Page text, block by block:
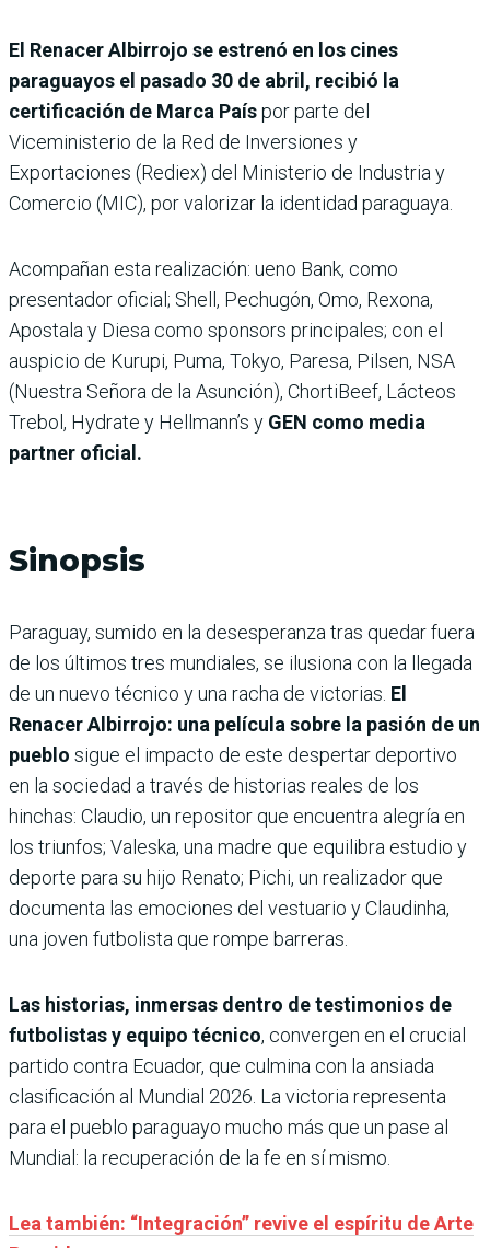
El Renacer Albirrojo se estrenó en los cines
paraguayos el pasado 30 de abril, recibió la
certificación de Marca Paíspor parte del
Viceministerio de la Red de Inversiones y
Exportaciones (Rediex) del Ministerio de Industria y
Comercio (MIC), por valorizar la identidad paraguaya.
Acompañan esta realización: ueno Bank, como
presentador oficial; Shell, Pechugón, Omo, Rexona,
Apostala y Diesa como sponsors principales; con el
auspicio de Kurupi, Puma, Tokyo, Paresa, Pilsen, NSA
(Nuestra Señora de la Asunción), ChortiBeef, Lácteos
Trebol, Hydrate y Hellmann’s y GEN como media
partner oficial.
Sinopsis
Paraguay, sumido en la desesperanza tras quedar fuera
de los últimos tres mundiales, se ilusiona con la llegada
de un nuevo técnico y una racha de victorias. El
Renacer Albirrojo: una película sobre la pasión de un
pueblo sigue el impacto de este despertar deportivo
en la sociedad a través de historias reales de los
hinchas: Claudio, un repositor que encuentra alegría en
los triunfos; Valeska, una madre que equilibra estudio y
deporte para su hijo Renato; Pichi, un realizador que
documenta las emociones del vestuario y Claudinha,
una joven futbolista que rompe barreras.
Las historias, inmersas dentro de testimonios de
futbolistas y equipo técnico, convergen en el crucial
partido contra Ecuador, que culmina con la ansiada
clasificación al Mundial 2026. La victoria representa
para el pueblo paraguayo mucho más que un pase al
Mundial: la recuperación de la fe en sí mismo.
Lea también: “Integración” revive el espíritu de Arte